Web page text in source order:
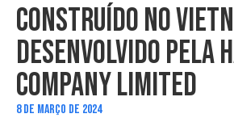
CONSTRUÍDO NO
DESENVOLVIDO PELA
COMPANY LIMITED
8 DE MARÇO DE 2024